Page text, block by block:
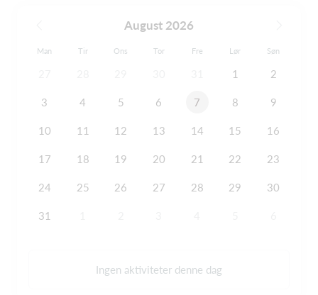
August 2026
Man Tir Ons Tor Fre Lør Søn
1 2
3 4 5 6 7 8 9
10 11 12 13 14 15 16
17 18 19 20 21 22 23
24 25 26 27 28 29 30
31
Ingen aktiviteter denne dag